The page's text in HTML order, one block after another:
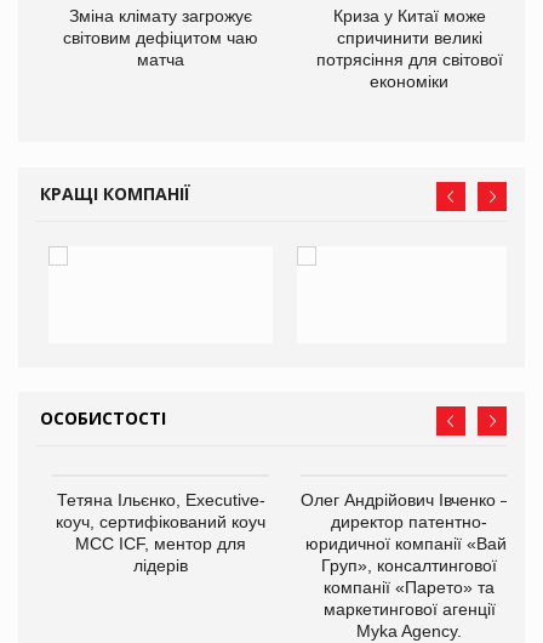
Зміна клімату загрожує
світовим дефіцитом чаю
матча
Криза у Китаї може
спричинити великі
потрясіння для світової
економіки
КРАЩІ КОМПАНІЇ
ОСОБИСТОСТІ
Тетяна Ільєнко, Executive-
коуч, сертифікований коуч
МСС ICF, ментор для
лідерів
Олег Андрійович Івченко —
директор патентно-
юридичної компанії «Вайз
Груп», консалтингової
компанії «Парето» та
маркетингової агенції
Myka Agency.